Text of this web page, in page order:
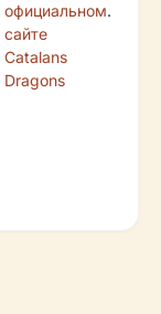
официальном
сайте
Catalans
Dragons
.